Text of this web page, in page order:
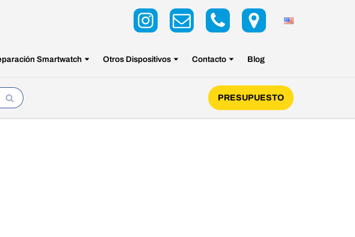
Smartwatch Otros Dispositivos Contacto Blog
PRESUPUESTO